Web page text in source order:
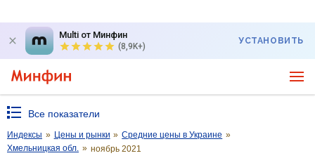
Multi от Минфин
(8,9K+)
УСТАНОВИТЬ
Все показатели
Индексы » Цены и рынки » Средние цены в Украине »
Хмельницкая обл. » ноябрь 2021